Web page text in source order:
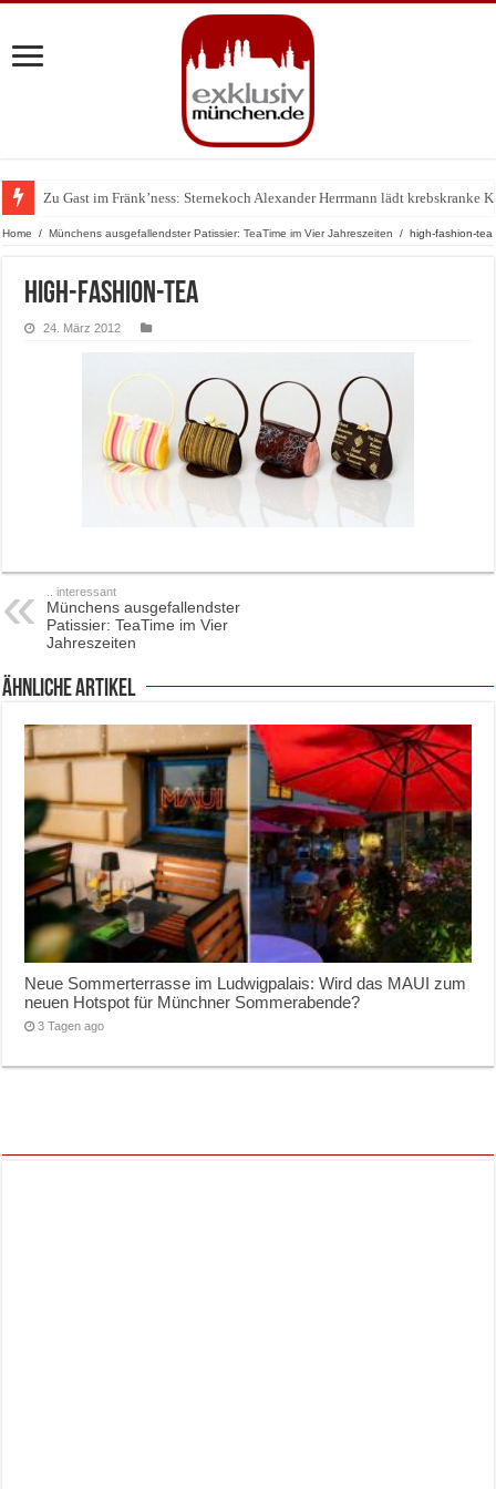
Zu Gast im Fränk’ness: Sternekoch Alexander Herrmann lädt krebskranke
Warum München gerade zum Treffpunkt der Lingerie-Branche wurde
Home / Münchens ausgefallendster Patissier: TeaTime im Vier Jahreszeiten / high-fashion-tea
high-fashion-tea
24. März 2012
.. interessant
Münchens ausgefallendster
Patissier: TeaTime im Vier
Jahreszeiten
ähnliche Artikel
Neue Sommerterrasse im Ludwigpalais: Wird das MAUI zum
neuen Hotspot für Münchner Sommerabende?
3 Tagen ago